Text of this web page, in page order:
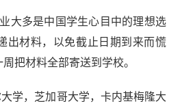
大多是中国学生心目中的理想选
出材料，以免截止日期到来而慌
把材料全部寄送到学校。
学，芝加哥大学，卡内基梅隆大